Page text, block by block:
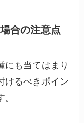
合の注意点
にも当てはまり
けるべきポイン